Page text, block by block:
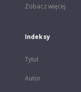
Zobacz więcej
Indeksy
Tytuł
Autor